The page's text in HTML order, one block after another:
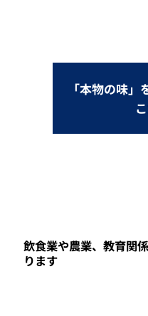
「本物の味
飲食業や農業、教育関
ります